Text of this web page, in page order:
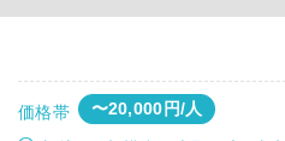
価格帯 〜20,000円/人